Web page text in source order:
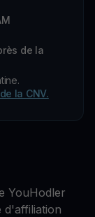
de la
la CNV.
YouHodler
d'affiliation